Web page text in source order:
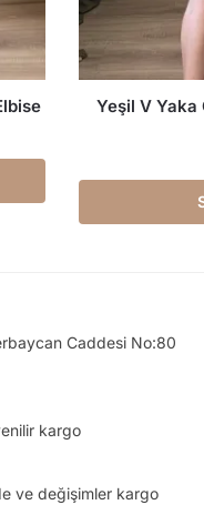
Yeşil V Yaka
Caddesi No:80
kargo
ve değişimler kargo